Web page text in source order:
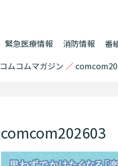
緊急医療情報 消防情報 番
コムコムマガジン ／
comcom202603